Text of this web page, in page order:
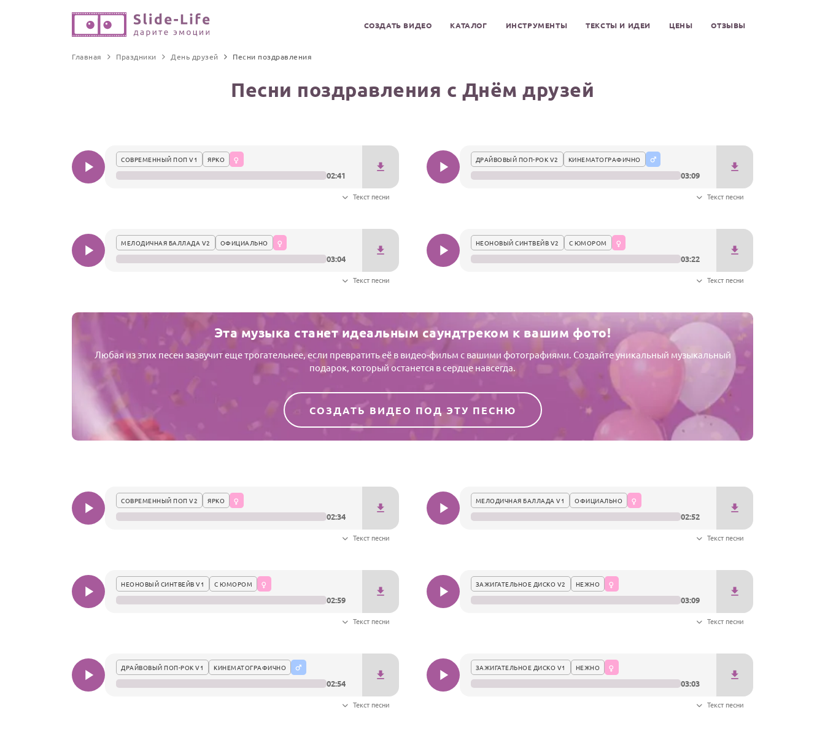
СОЗДАТЬ ВИДЕО КАТАЛОГ ИНСТРУМЕНТЫ ТЕКСТЫ И ИДЕИ ЦЕНЫ ОТЗЫВЫ
Главная Праздники День друзей Песни поздравления
Песни поздравления с Днём друзей
СОВРЕМЕННЫЙ ПОП V1 ЯРКО
02:41
Текст песни
ДРАЙВОВЫЙ ПОП-РОК V2 КИНЕМАТОГРАФИЧНО
03:09
Текст песни
МЕЛОДИЧНАЯ БАЛЛАДА V2 ОФИЦИАЛЬНО
03:04
Текст песни
НЕОНОВЫЙ СИНТВЕЙВ V2 С ЮМОРОМ
03:22
Текст песни
Эта музыка станет идеальным саундтреком к вашим фото!
Любая из этих песен зазвучит еще трогательнее, если превратить её в видео-фильм с вашими фотографиями. Создайте уникальный музыкальный
подарок, который останется в сердце навсегда.
СОЗДАТЬ ВИДЕО ПОД ЭТУ ПЕСНЮ
СОВРЕМЕННЫЙ ПОП V2 ЯРКО
02:34
Текст песни
МЕЛОДИЧНАЯ БАЛЛАДА V1 ОФИЦИАЛЬНО
02:52
Текст песни
НЕОНОВЫЙ СИНТВЕЙВ V1 С ЮМОРОМ
02:59
Текст песни
ЗАЖИГАТЕЛЬНОЕ ДИСКО V2 НЕЖНО
03:09
Текст песни
ДРАЙВОВЫЙ ПОП-РОК V1 КИНЕМАТОГРАФИЧНО
02:54
Текст песни
ЗАЖИГАТЕЛЬНОЕ ДИСКО V1 НЕЖНО
03:03
Текст песни